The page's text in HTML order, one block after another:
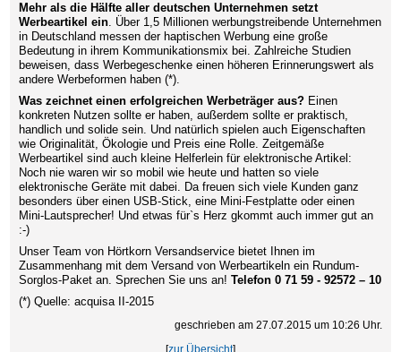
Mehr als die Hälfte aller deutschen Unternehmen setzt
Werbeartikel ein. Über 1,5 Millionen werbungstreibende Unternehmen
in Deutschland messen der haptischen Werbung eine große
Bedeutung in ihrem Kommunikationsmix bei. Zahlreiche Studien
beweisen, dass Werbegeschenke einen höheren Erinnerungswert als
andere Werbeformen haben (*).
Was zeichnet einen erfolgreichen Werbeträger aus? Einen
konkreten Nutzen sollte er haben, außerdem sollte er praktisch,
handlich und solide sein. Und natürlich spielen auch Eigenschaften
wie Originalität, Ökologie und Preis eine Rolle. Zeitgemäße
Werbeartikel sind auch kleine Helferlein für elektronische Artikel:
Noch nie waren wir so mobil wie heute und hatten so viele
elektronische Geräte mit dabei. Da freuen sich viele Kunden ganz
besonders über einen USB-Stick, eine Mini-Festplatte oder einen
Mini-Lautsprecher! Und etwas für`s Herz gkommt auch immer gut an
:-)
Unser Team von Hörtkorn Versandservice bietet Ihnen im
Zusammenhang mit dem Versand von Werbeartikeln ein Rundum-
Sorglos-Paket an. Sprechen Sie uns an!Telefon 0 71 59 - 92572 – 10
(*) Quelle: acquisa II-2015
geschrieben am 27.07.2015 um 10:26 Uhr.
[zur Übersicht]